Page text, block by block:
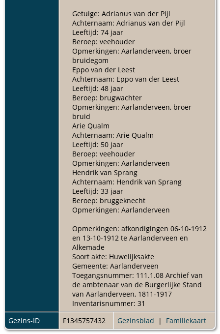
Getuige: Adrianus van der Pijl
Achternaam: Adrianus van der Pijl
Leeftijd: 74 jaar
Beroep: veehouder
Opmerkingen: Aarlanderveen, broer
bruidegom
Eppo van der Leest
Achternaam: Eppo van der Leest
Leeftijd: 48 jaar
Beroep: brugwachter
Opmerkingen: Aarlanderveen, broer
bruid
Arie Qualm
Achternaam: Arie Qualm
Leeftijd: 50 jaar
Beroep: veehouder
Opmerkingen: Aarlanderveen
Hendrik van Sprang
Achternaam: Hendrik van Sprang
Leeftijd: 33 jaar
Beroep: bruggeknecht
Opmerkingen: Aarlanderveen
Opmerkingen: afkondigingen 06-10-1912
en 13-10-1912 te Aarlanderveen en
Alkemade
Soort akte: Huwelijksakte
Gemeente: Aarlanderveen
Toegangsnummer: 111.1.08 Archief van
de ambtenaar van de Burgerlijke Stand
van Aarlanderveen, 1811-1917
Inventarisnummer: 31
Gezins-ID
F1345757432 Gezinsblad | Familiekaart